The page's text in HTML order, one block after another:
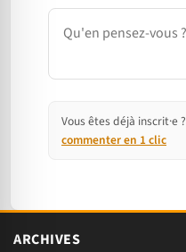
Commentaire
Vous êtes déjà inscrit·e ?
commenter en 1 clic
ARCHIVES